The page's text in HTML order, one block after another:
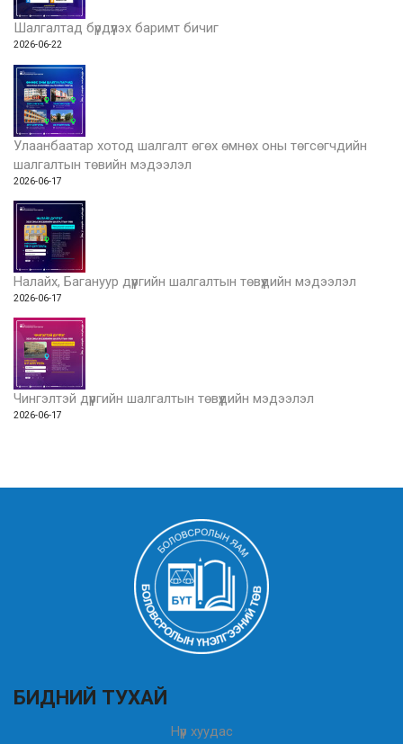
Шалгалтад бүрдүүлэх баримт бичиг
2026-06-22
Улаанбаатар хотод шалгалт өгөх өмнөх оны төгсөгчдийн
шалгалтын төвийн мэдээлэл
2026-06-17
Налайх, Багануур дүүргийн шалгалтын төвүүдийн мэдээлэл
2026-06-17
Чингэлтэй дүүргийн шалгалтын төвүүдийн мэдээлэл
2026-06-17
БИДНИЙ ТУХАЙ
Нүүр хуудас